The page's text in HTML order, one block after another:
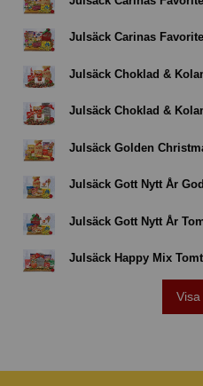
Julsäck Carinas
Julsäck Choklad &
Julsäck Choklad &
Julsäck Golden
Julsäck Gott Nytt År
Julsäck Gott Nytt År
Julsäck Happy Mix
Visa